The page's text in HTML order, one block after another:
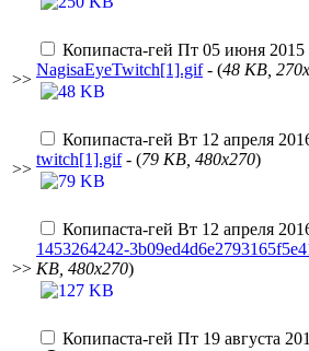
>>
Копипаста-гей Пт 05 июня 2015
NagisaEyeTwitch[1].gif- (48 KB,
>>
Копипаста-гей Вт 12 апреля
twitch[1].gif- (79 KB, 480x270)
>>
Копипаста-гей Вт 12 апреля
1453264242-
KB, 480x270)
Копипаста-гей Пт 19 августа